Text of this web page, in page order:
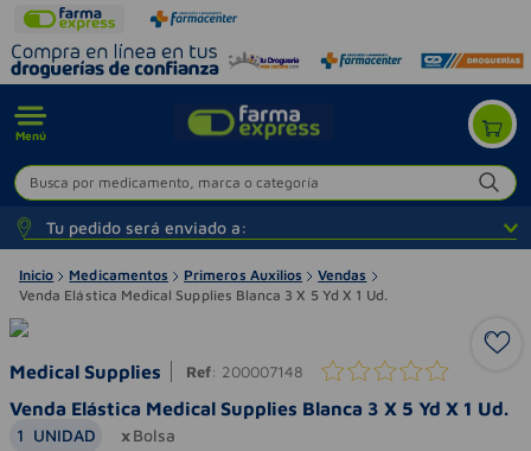
Menú
Busca por medicamento, marca o categoría
Tu pedido será enviado a:
Inicio Medicamentos Primeros Auxilios
Vendas
Venda Elástica Medical Supplies Blanca 3 X 5 Yd X 1 Ud.
Medical Supplies Ref: 200007148
Venda Elástica Medical Supplies Blanca 3 X 5 Yd X 1 Ud.
1 UNIDAD Bolsa